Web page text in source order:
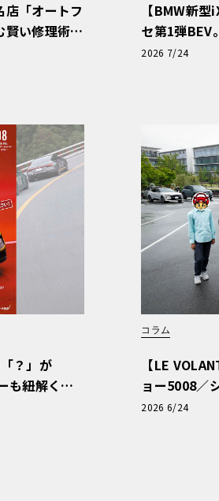
「オートフ
い修理術
由〈PR〉
【BMW新
セ第1弾BEV
ぬける歓び」
2026 7/24
？」が
も紐解く
コラム
【LE
ョー5008／
読者一気乗り
2026 6/24